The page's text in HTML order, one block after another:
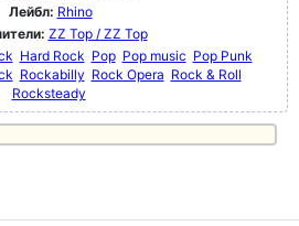
Лейбл: Rhino
ZZ Top / ZZ Top
Hard Rock Pop Pop music Pop Punk
Rockabilly Rock Opera Rock & Roll
Rocksteady